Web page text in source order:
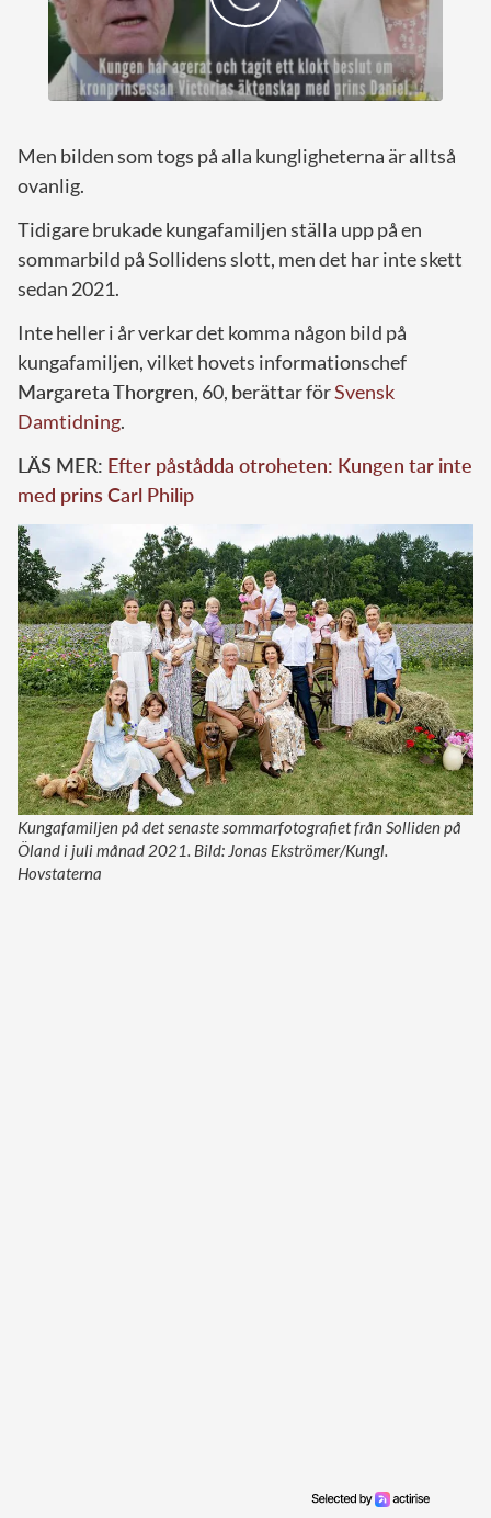
Men bilden som togs på alla kungligheterna är alltså
ovanlig.
Tidigare brukade kungafamiljen ställa upp på en
sommarbild på Sollidens slott, men det har inte skett
sedan 2021.
Inte heller i år verkar det komma någon bild på
kungafamiljen, vilket hovets informationschef
Margareta Thorgren, 60, berättar förSvensk
Damtidning.
LÄS MER: Efter påstådda otroheten: Kungen tar inte
med prins Carl Philip
Kungafamiljen på det senaste sommarfotografiet från Solliden på
Öland i juli månad 2021. Bild: Jonas Ekströmer/Kungl.
Hovstaterna